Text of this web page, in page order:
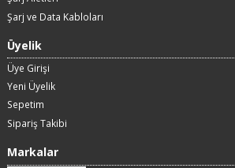
Şarj ve Data Kabloları
Üyelik
Üye Girişi
Yeni Üyelik
Sepetim
Sipariş Takibi
Markalar